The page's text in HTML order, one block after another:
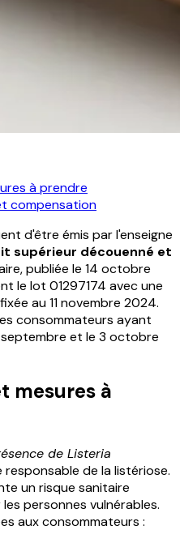
à prendre
compensation
d'être émis par l'enseigne
supérieur découenné et
publiée le 14 octobre
le lot 01297174 avec une
au 11 novembre 2024.
consommateurs ayant
et le 3 octobre
mesures à
de Listeria
responsable de la listériose.
un risque sanitaire
personnes vulnérables.
aux consommateurs :